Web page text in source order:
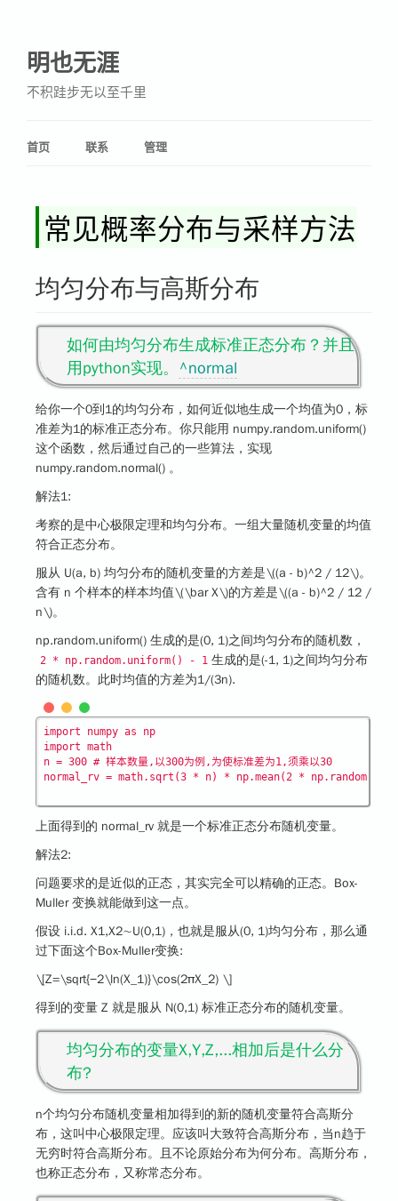
明也无涯
不积跬步无以至千里
首页 联系 管理
常见概率分布与采样方法
均匀分布与高斯分布
如何由均匀分布生成标准正态分布？并且
用python实现。 ^normal
给你一个0到1的均匀分布，如何近似地生成一个均值为0，标
准差为1的标准正态分布。你只能用 numpy.random.uniform()
这个函数，然后通过自己的一些算法，实现
numpy.random.normal() 。
解法1:
考察的是中心极限定理和均匀分布。一组大量随机变量的均值
符合正态分布。
服从 U(a, b) 均匀分布的随机变量的方差是\((a - b)^2 / 12\)。
含有 n 个样本的样本均值\(\bar X\)的方差是\((a - b)^2 / 12 /
n\)。
np.random.uniform() 生成的是(0, 1)之间均匀分布的随机数，
2 * np.random.uniform() - 1 生成的是(-1, 1)之间均匀分布
的随机数。此时均值的方差为1/(3n).
import numpy as np
import math
n = 300 # 样本数量,以300为例,为使标准差为1,须乘以30
上面得到的 normal_rv 就是一个标准正态分布随机变量。
解法2:
问题要求的是近似的正态，其实完全可以精确的正态。 Box-
Muller 变换就能做到这一点。
假设 i.i.d. X1,X2∼U(0,1)，也就是服从(0, 1)均匀分布，那么通
过下面这个Box-Muller变换:
\[Z=\sqrt{−2\ln(X_1)}\cos⁡(2πX_2) \]
得到的变量 Z 就是服从 N(0,1) 标准正态分布的随机变量。
均匀分布的变量X,Y,Z,...相加后是什么分
布?
n个均匀分布随机变量相加得到的新的随机变量符合高斯分
布，这叫中心极限定理。应该叫大致符合高斯分布，当n趋于
无穷时符合高斯分布。且不论原始分布为何分布。高斯分布，
也称正态分布，又称常态分布。